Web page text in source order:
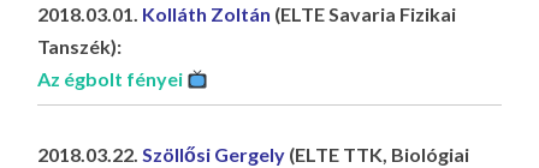
2018.03.01. Kolláth Zoltán (ELTE Savaria Fizikai
Tanszék):
Az égbolt fényei
2018.03.22.Szöllősi Gergely (ELTE TTK, Biológiai